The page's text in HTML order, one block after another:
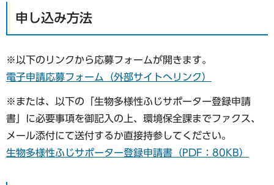
申し込み方法
※以下のリンクから応募フォームが開きます。
電子申請応募フォーム（外部サイトへリンク）
※または、以下の「生物多様性ふじサポーター登録申請
書」に必要事項を御記入の上、環境保全課までファクス、
メール添付にて送付するか直接持参してください。
生物多様性ふじサポーター登録申請書（PDF：80KB）